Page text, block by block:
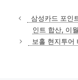
삼성카드 포인
인트 합산, 이
보홀 현지투어